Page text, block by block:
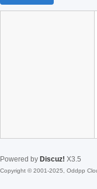
Powered by Discuz! X3.5
Copyright © 2001-2025, Oddpp